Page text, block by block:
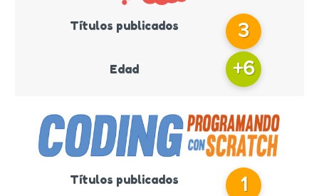
Títulos publicados 3
Edad +6
Títulos publicados 1